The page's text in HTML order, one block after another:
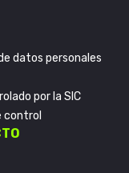
datos personales
por la SIC
control